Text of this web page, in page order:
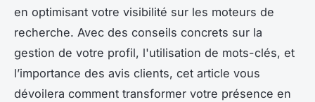
en optimisant votre visibilité sur les moteurs de
recherche. Avec des conseils concrets sur la
gestion de votre profil, l'utilisation de mots-clés, et
l’importance des avis clients, cet article vous
dévoilera comment transformer votre présence en